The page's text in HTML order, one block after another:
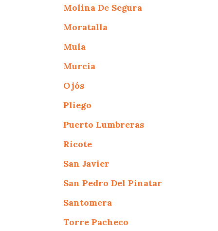
Molina De Segura
Moratalla
Mula
Murcia
Ojós
Pliego
Puerto Lumbreras
Ricote
San Javier
San Pedro Del Pinatar
Santomera
Torre Pacheco